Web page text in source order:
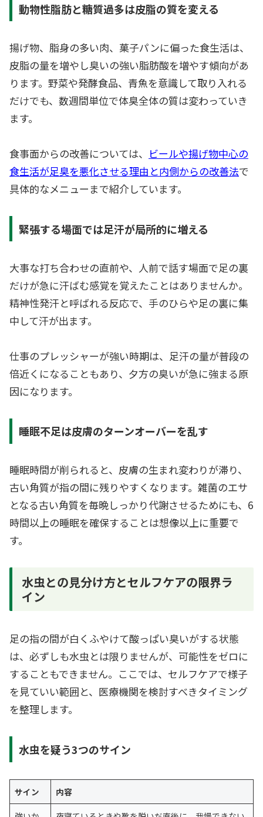
動物性脂肪と糖質過多は皮脂の質を変える
揚げ物、脂身の多い肉、菓子パンに偏った食生活は、
皮脂の量を増やし臭いの強い脂肪酸を増やす傾向があ
ります。野菜や発酵食品、青魚を意識して取り入れる
だけでも、数週間単位で体臭全体の質は変わっていき
ます。
食事面からの改善については、 ビールや揚げ物中心の
食生活が足臭を悪化させる理由と内側からの改善法で
具体的なメニューまで紹介しています。
緊張する場面では足汗が局所的に増える
大事な打ち合わせの直前や、人前で話す場面で足の裏
だけが急に汗ばむ感覚を覚えたことはありませんか。
精神性発汗と呼ばれる反応で、手のひらや足の裏に集
中して汗が出ます。
仕事のプレッシャーが強い時期は、足汗の量が普段の
倍近くになることもあり、夕方の臭いが急に強まる原
因になります。
睡眠不足は皮膚のターンオーバーを乱す
睡眠時間が削られると、皮膚の生まれ変わりが滞り、
古い角質が指の間に残りやすくなります。雑菌のエサ
となる古い角質を毎晩しっかり代謝させるためにも、6
時間以上の睡眠を確保することは想像以上に重要で
す。
水虫との見分け方とセルフケアの限界ラ
イン
足の指の間が白くふやけて酸っぱい臭いがする状態
は、必ずしも水虫とは限りませんが、可能性をゼロに
することもできません。ここでは、セルフケアで様子
を見ていい範囲と、医療機関を検討すべきタイミング
を整理します。
水虫を疑う3つのサイン
サイン 内容